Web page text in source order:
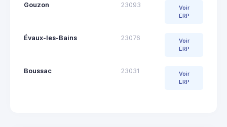
Gouzon 23093
Voir
ERP
Évaux-les-Bains 23076
Voir
ERP
Boussac 23031
Voir
ERP